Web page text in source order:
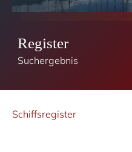
Register
Suchergebnis
Schiffsregister